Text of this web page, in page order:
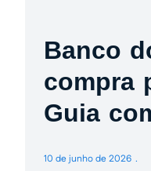
Banco
compra
Guia
10 de junho de 2026